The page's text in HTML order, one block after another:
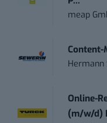
meap
Hermann
Online-
(m/w/d)